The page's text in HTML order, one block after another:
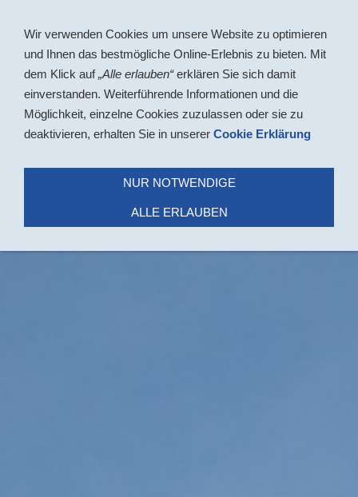
Wir verwenden Cookies um unsere Website zu optimieren
und Ihnen das bestmögliche Online-Erlebnis zu bieten. Mit
dem Klick auf„Alle erlauben“erklären Sie sich damit
einverstanden. Weiterführende Informationen und die
Möglichkeit, einzelne Cookies zuzulassen oder sie zu
deaktivieren, erhalten Sie in unserer Cookie Erklärung
NUR NOTWENDIGE
ALLE ERLAUBEN